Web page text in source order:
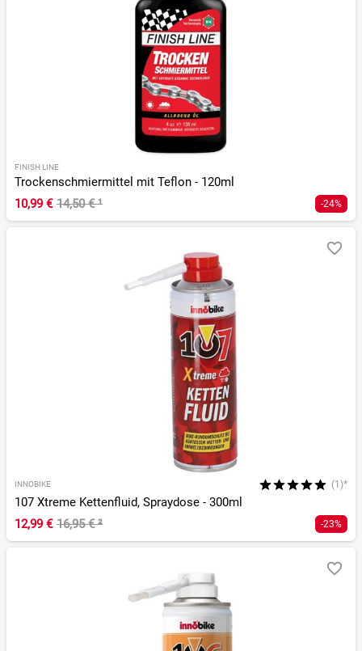
FINISH LINE
Trockenschmiermittel mit Teflon - 120ml
10,99 € 14,50 €¹ -24%
INNOBIKE (1)*
107 Xtreme Kettenfluid, Spraydose - 300ml
12,99 € 16,95 €² -23%